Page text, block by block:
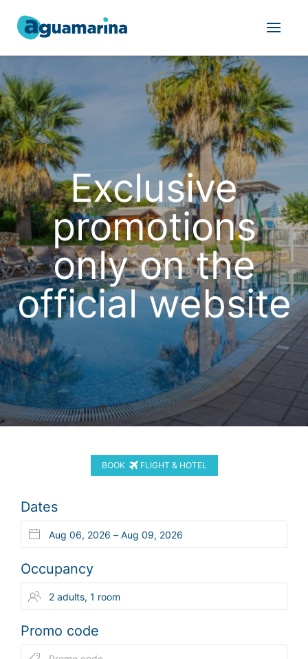
Exclusive
promotions
only on the
official website
BOOK FLIGHT & HOTEL
Dates
Occupancy
Promo code